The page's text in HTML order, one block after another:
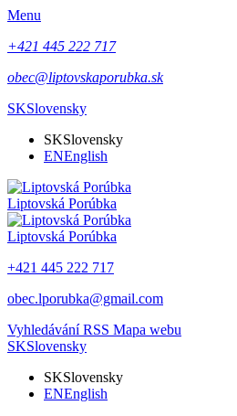
Menu
+421 445 222 717
obec@liptovskaporubka.sk
SKSlovensky
SKSlovensky
ENEnglish
Liptovská Porúbka
Liptovská Porúbka
+421 445 222 717
obec.lporubka@gmail.com
Vyhledávání RSS Mapa webu
SKSlovensky
SKSlovensky
ENEnglish